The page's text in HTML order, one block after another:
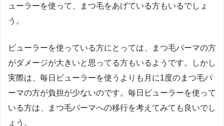
ューラーを使って、まつ毛をあげている方もいるでしょ
う。
ビューラーを使っている方にとっては、まつ毛パーマの方
がダメージが大きいと思ってる方もいるようです。しかし
実際は、毎日ビューラーを使うよりも月に1度のまつ毛パ
ーマの方が負担が少ないのです。毎日ビューラーを使って
いる方は、まつ毛パーマへの移行を考えてみても良いでし
ょう。